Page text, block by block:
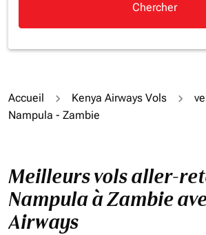
Chercher
Accueil Kenya Airways Vols
Nampula - Zambie
Meilleurs vols aller-
Nampula à Zambie
Airways